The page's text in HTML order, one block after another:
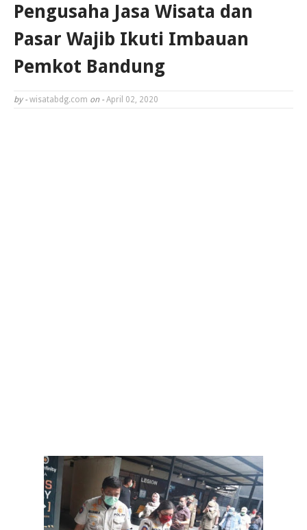
Pengusaha Jasa Wisata dan
Pasar Wajib Ikuti Imbauan
Pemkot Bandung
by - wisatabdg.com on - April 02, 2020